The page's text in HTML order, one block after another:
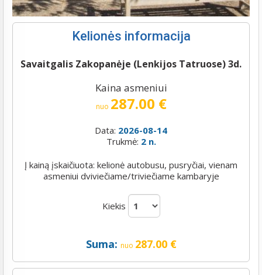
Kelionės informacija
Savaitgalis Zakopanėje (Lenkijos Tatruose) 3d.
Kaina asmeniui
nuo 287.00 €
Data: 2026-08-14
Trukmė: 2 n.
Į kainą įskaičiuota: kelionė autobusu, pusryčiai, vienam
asmeniui dviviečiame/triviečiame kambaryje
Kiekis
Suma: nuo 287.00€